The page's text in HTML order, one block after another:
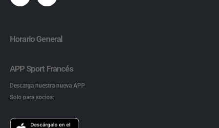
Horario General
APP Sport Francés
Descarga nuestra nueva APP
Solo para socios: